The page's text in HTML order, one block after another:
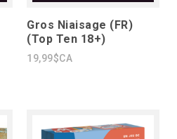
Gros Niaisage (FR)
(Top Ten 18+)
19,99$CA